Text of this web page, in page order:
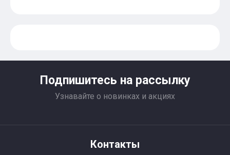
Подпишитесь на рассылку
Узнавайте о новинках и акциях
Контакты